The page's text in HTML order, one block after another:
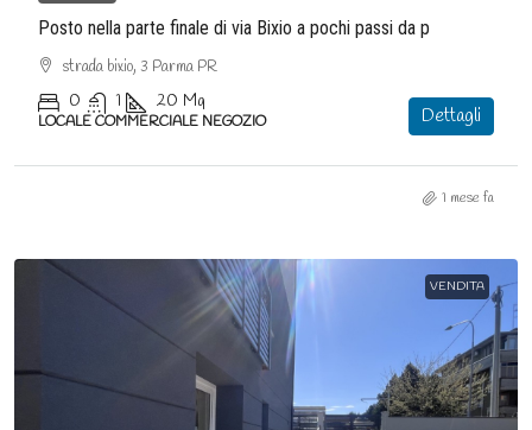
Posto nella parte finale di via Bixio a pochi passi da p
strada bixio, 3 Parma PR
0 1 20 Mq
LOCALE COMMERCIALE NEGOZIO Dettagli
1 mese fa
VENDITA